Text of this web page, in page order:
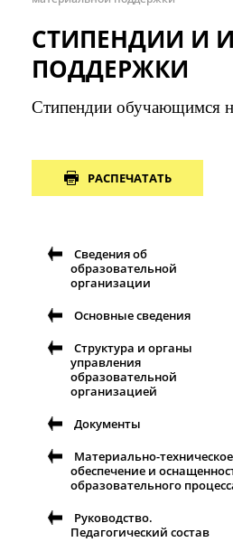
СТИПЕНДИИ И
ПОДДЕРЖКИ
Стипендии обучающимся
РАСПЕЧАТАТЬ
Сведения об
образовательной
организации
Основные сведения
Структура и органы
управления
образовательной
организацией
Документы
Материально-техническое
обеспечение и
образовательного
Руководство.
Педагогический состав